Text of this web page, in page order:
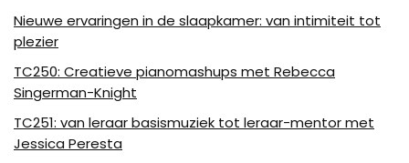
Nieuwe ervaringen in de slaapkamer: van intimiteit tot
plezier
TC250: Creatieve pianomashups met Rebecca
Singerman-Knight
TC251: van leraar basismuziek tot leraar-mentor met
Jessica Peresta